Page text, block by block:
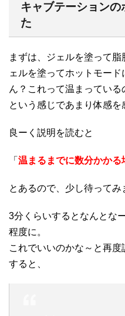
キャブテーション
た
まずは、ジェルを塗って
ェルを塗ってホットモード
ん？これって温まっている
という感じであまり体感を
良ーく説明を読むと
「 温まるまでに数分かかる
とあるので、少し待ってみ
3分くらいするとなんとな
程度に。
これでいいのかな～と再度
すると、